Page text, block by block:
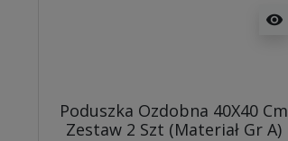
visibility
Poduszka Ozdobna 40X40 Cm
Zestaw 2 Szt (Materiał Gr A)